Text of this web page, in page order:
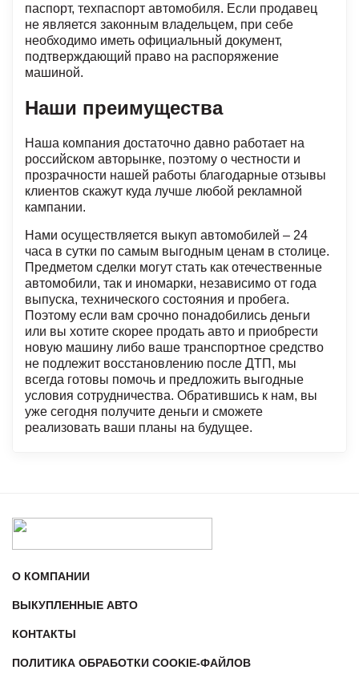
паспорт, техпаспорт автомобиля. Если продавец
не является законным владельцем, при себе
необходимо иметь официальный документ,
подтверждающий право на распоряжение
машиной.
Наши преимущества
Наша компания достаточно давно работает на
российском авторынке, поэтому о честности и
прозрачности нашей работы благодарные отзывы
клиентов скажут куда лучше любой рекламной
кампании.
Нами осуществляется выкуп автомобилей – 24
часа в сутки по самым выгодным ценам в столице.
Предметом сделки могут стать как отечественные
автомобили, так и иномарки, независимо от года
выпуска, технического состояния и пробега.
Поэтому если вам срочно понадобились деньги
или вы хотите скорее продать авто и приобрести
новую машину либо ваше транспортное средство
не подлежит восстановлению после ДТП, мы
всегда готовы помочь и предложить выгодные
условия сотрудничества. Обратившись к нам, вы
уже сегодня получите деньги и сможете
реализовать ваши планы на будущее.
О КОМПАНИИ
ВЫКУПЛЕННЫЕ АВТО
КОНТАКТЫ
ПОЛИТИКА ОБРАБОТКИ COOKIE-ФАЙЛОВ